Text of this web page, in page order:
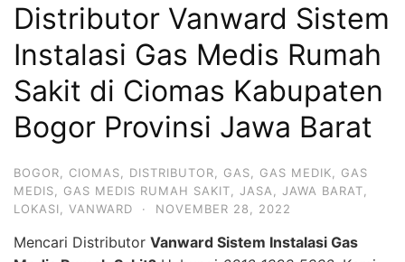
Distributor Vanward Sistem
Instalasi Gas Medis Rumah
Sakit di Ciomas Kabupaten
Bogor Provinsi Jawa Barat
BOGOR CIOMAS DISTRIBUTOR GAS GAS MEDIK
GAS
MEDIS
GAS MEDIS RUMAH SAKIT JASA JAWA BARAT
LOKASI
VANWARD · NOVEMBER 28, 2022
Mencari Distributor Vanward Sistem Instalasi Gas